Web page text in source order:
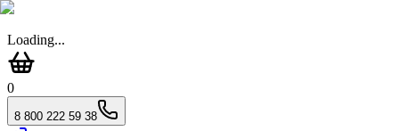
Loading...
0
8 800 222 59 38